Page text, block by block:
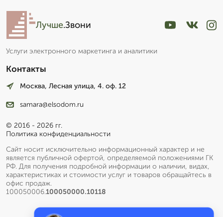
Лучше.Звони
Услуги электронного маркетинга и аналитики
Контакты
Москва, Лесная улица, 4. оф. 12
samara@elsodom.ru
© 2016 - 2026 гг.
Политика конфиденциальности
Сайт носит исключительно информационный характер и не
является публичной офертой, определяемой положениями ГК
РФ. Для получения подробной информации о наличии, видах,
характеристиках и стоимости услуг и товаров обращайтесь в
офис продаж.
100050006.100050000.10118